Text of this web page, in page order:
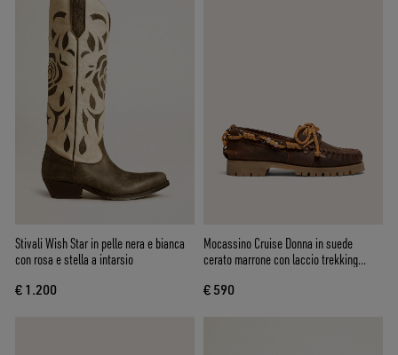
Stivali Wish Star in pelle nera e bianca
con rosa e stella a intarsio
€ 1.200
Mocassino Cruise Donna in suede
cerato marrone con laccio trekking
€ 590